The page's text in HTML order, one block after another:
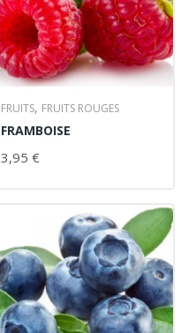
FRUITS, FRUITS ROUGES
FRAMBOISE
3,95 €
AJOUTER AU PANIER